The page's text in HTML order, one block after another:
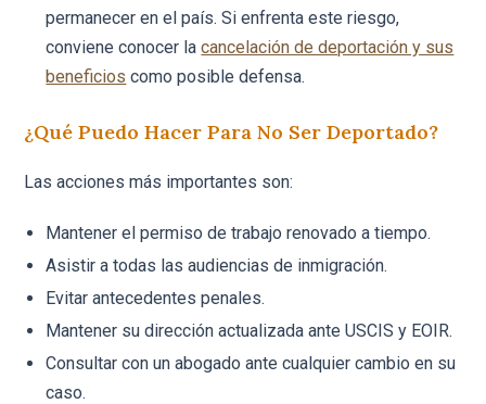
permanecer en el país. Si enfrenta este riesgo,
conviene conocer lacancelación de deportación y sus
beneficios como posible defensa.
¿Qué Puedo Hacer Para No Ser Deportado?
Las acciones más importantes son:
Mantener el permiso de trabajo renovado a tiempo.
Asistir a todas las audiencias de inmigración.
Evitar antecedentes penales.
Mantener su dirección actualizada ante USCIS y EOIR.
Consultar con un abogado ante cualquier cambio en su
caso.